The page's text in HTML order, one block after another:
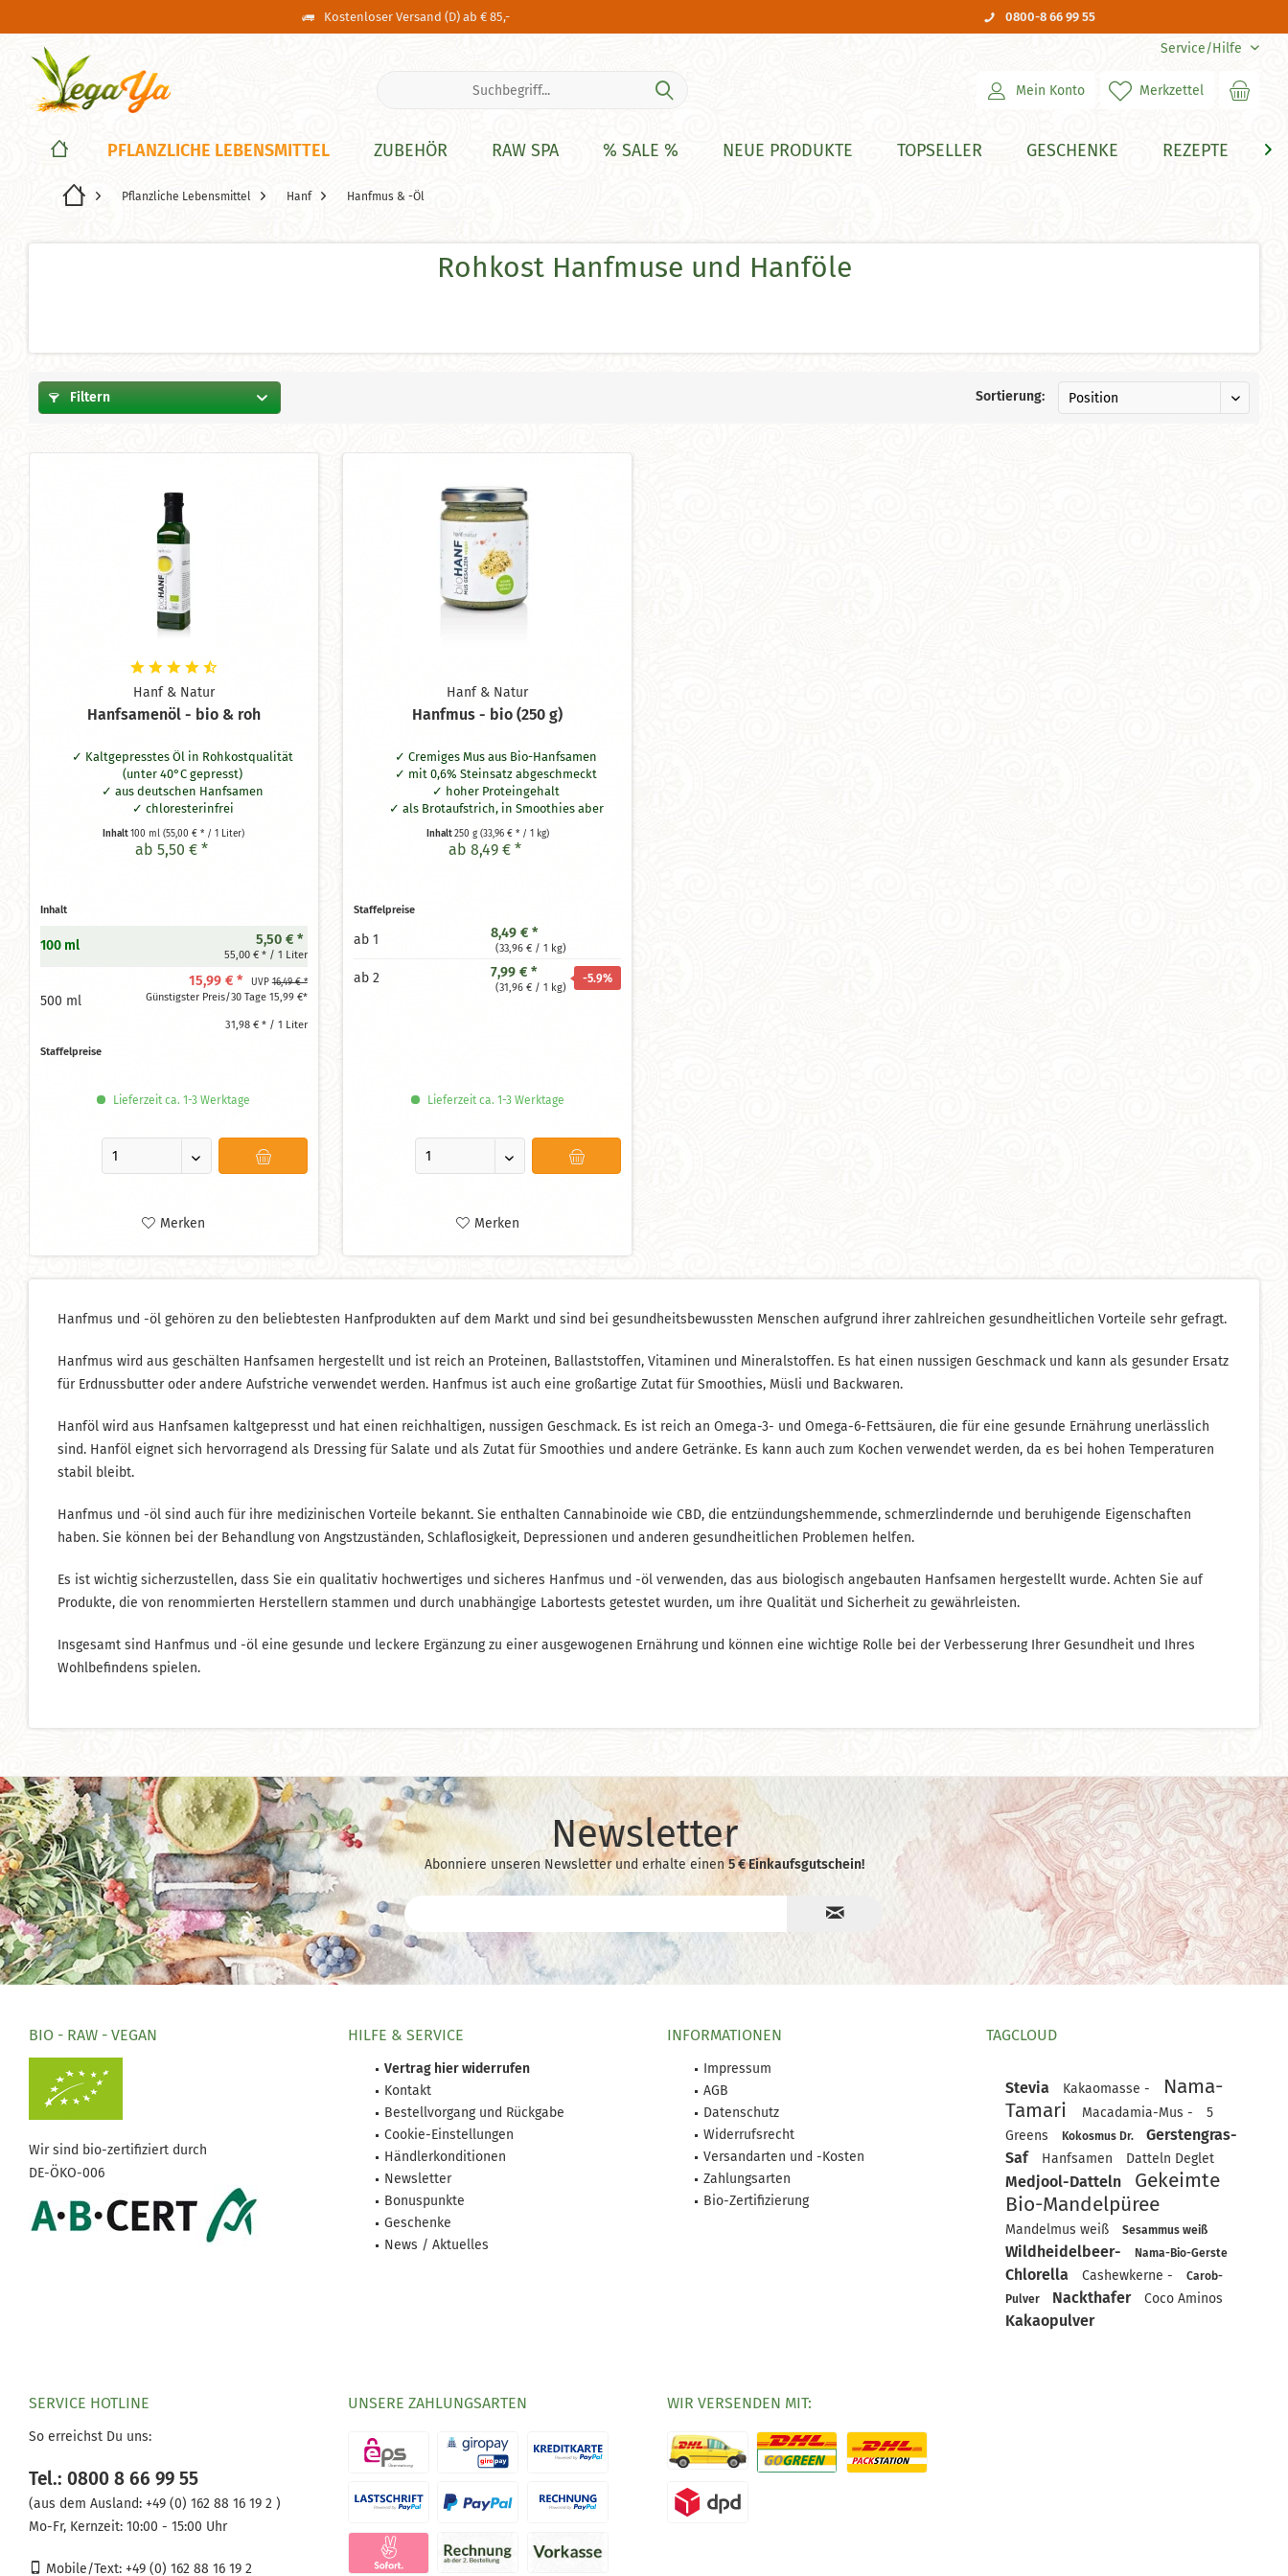
Kostenloser Versand (D) ab € 85,- 0800-8 66 99 55
Service/Hilfe
Merkzettel
Mein Konto
PFLANZLICHE LEBENSMITTEL ZUBEHÖR RAW SPA % SALE % NEUE PRODUKTE TOPSELLER GESCHENKE REZEPTE 
Pflanzliche Lebensmittel Hanf Hanfmus & -Öl
Rohkost Hanfmuse und Hanföle
Filtern Sortierung:
Hanf & Natur
Hanfsamenöl - bio & roh
Kaltgepresstes Öl in Rohkostqualität
(unter 40°C gepresst)
aus deutschen Hanfsamen
chloresterinfrei
für die vollwertige kalte Küche
unentbehrlich
Inhalt100 ml(55,00 € * / 1 Liter)
ab 5,50 € *
Inhalt
100 ml 5,50 € *
55,00 € * / 1 Liter
500 ml
15,99 € * UVP16,49 € *
Günstigster Preis/30 Tage 15,99 €*
31,98 € * / 1 Liter
Staffelpreise
Lieferzeit ca. 1-3 Werktage
Merken
Hanf & Natur
Hanfmus - bio (250 g)
Cremiges Mus aus Bio-Hanfsamen
mit 0,6%Steinsatz abgeschmeckt
hoher Proteingehalt
als Brotaufstrich, in Smoothies aber
auch zum Kochen bzw. Backen
Inhalt250 g (33,96 € * / 1 kg)
ab 8,49 € *
Staffelpreise
ab 1 8,49 € *
(33,96 € / 1 kg)
ab 2 7,99 € *
(31,96 € / 1 kg)
-5.9%
Lieferzeit ca. 1-3 Werktage
Merken
Hanfmus und -öl gehören zu den beliebtesten Hanfprodukten auf dem Markt und sind bei gesundheitsbewussten Menschen aufgrund ihrer zahlreichen gesundheitlichen Vorteile sehr gefragt.
Hanfmus wird aus geschälten Hanfsamen hergestellt und ist reich an Proteinen, Ballaststoffen, Vitaminen und Mineralstoffen. Es hat einen nussigen Geschmack und kann als gesunder Ersatz
für Erdnussbutter oder andere Aufstriche verwendet werden. Hanfmus ist auch eine großartige Zutat für Smoothies, Müsli und Backwaren.
Hanföl wird aus Hanfsamen kaltgepresst und hat einen reichhaltigen, nussigen Geschmack. Es ist reich an Omega-3- und Omega-6-Fettsäuren, die für eine gesunde Ernährung unerlässlich
sind. Hanföl eignet sich hervorragend als Dressing für Salate und als Zutat für Smoothies und andere Getränke. Es kann auch zum Kochen verwendet werden, da es bei hohen Temperaturen
stabil bleibt.
Hanfmus und -öl sind auch für ihre medizinischen Vorteile bekannt. Sie enthalten Cannabinoide wie CBD, die entzündungshemmende, schmerzlindernde und beruhigende Eigenschaften
haben. Sie können bei der Behandlung von Angstzuständen, Schlaflosigkeit, Depressionen und anderen gesundheitlichen Problemen helfen.
Es ist wichtig sicherzustellen, dass Sie ein qualitativ hochwertiges und sicheres Hanfmus und -öl verwenden, das aus biologisch angebauten Hanfsamen hergestellt wurde. Achten Sie auf
Produkte, die von renommierten Herstellern stammen und durch unabhängige Labortests getestet wurden, um ihre Qualität und Sicherheit zu gewährleisten.
Insgesamt sind Hanfmus und -öl eine gesunde und leckere Ergänzung zu einer ausgewogenen Ernährung und können eine wichtige Rolle bei der Verbesserung Ihrer Gesundheit und Ihres
Wohlbefindens spielen.
Newsletter
Abonniere unseren Newsletter und erhalte einen5 € Einkaufsgutschein!
BIO - RAW - VEGAN
Wir sind bio-zertifiziert durch
DE-ÖKO-006
HILFE & SERVICE
Vertrag hier widerrufen
Kontakt
Bestellvorgang und Rückgabe
Cookie-Einstellungen
Händlerkonditionen
Newsletter
Bonuspunkte
Geschenke
News / Aktuelles
INFORMATIONEN
Impressum
AGB
Datenschutz
Widerrufsrecht
Versandarten und -Kosten
Zahlungsarten
Bio-Zertifizierung
TAGCLOUD
Stevia Kakaomasse -
Nama-
Tamari
Macadamia-Mus -
5
Greens
Kokosmus Dr.
Gerstengras-
Saf
Hanfsamen Datteln Deglet
Medjool-Datteln
Gekeimte
Bio-Mandelpüree
Mandelmus weiß Sesammus weiß
Wildheidelbeer- Nama-Bio-Gerste
Chlorella Cashewkerne -
Carob-
Pulver
Nackthafer Coco Aminos
Kakaopulver
SERVICE HOTLINE
So erreichst Du uns:
Tel.: 0800 8 66 99 55
(aus dem Ausland: +49 (0) 162 88 16 19 2 )
Mo-Fr, Kernzeit: 10:00 - 15:00 Uhr
Mobile/Text: +49 (0) 162 88 16 19 2
UNSERE ZAHLUNGSARTEN WIR VERSENDEN MIT: